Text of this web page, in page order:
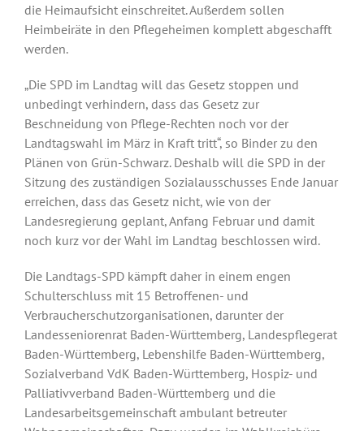
die Heimaufsicht einschreitet. Außerdem sollen
Heimbeiräte in den Pflegeheimen komplett abgeschafft
werden.
„Die SPD im Landtag will das Gesetz stoppen und
unbedingt verhindern, dass das Gesetz zur
Beschneidung von Pflege-Rechten noch vor der
Landtagswahl im März in Kraft tritt“, so Binder zu den
Plänen von Grün-Schwarz. Deshalb will die SPD in der
Sitzung des zuständigen Sozialausschusses Ende Januar
erreichen, dass das Gesetz nicht, wie von der
Landesregierung geplant, Anfang Februar und damit
noch kurz vor der Wahl im Landtag beschlossen wird.
Die Landtags-SPD kämpft daher in einem engen
Schulterschluss mit 15 Betroffenen- und
Verbraucherschutzorganisationen, darunter der
Landesseniorenrat Baden-Württemberg, Landespflegerat
Baden-Württemberg, Lebenshilfe Baden-Württemberg,
Sozialverband VdK Baden-Württemberg, Hospiz- und
Palliativverband Baden-Württemberg und die
Landesarbeitsgemeinschaft ambulant betreuter